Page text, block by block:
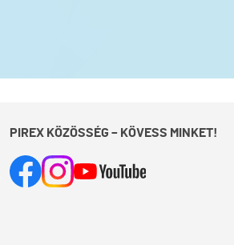
PIREX KÖZÖSSÉG – KÖVESS MINKET!